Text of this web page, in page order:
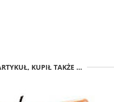
KUPIŁ TAKŻE ...